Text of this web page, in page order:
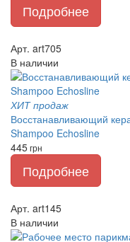
Подробнее
Арт. art705
В наличии
ХИТ продаж
Восстанавливающий
Shampoo Echosline
445грн
Подробнее
Арт. art145
В наличии